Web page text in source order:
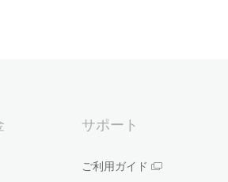
サポート
ご利用ガイド